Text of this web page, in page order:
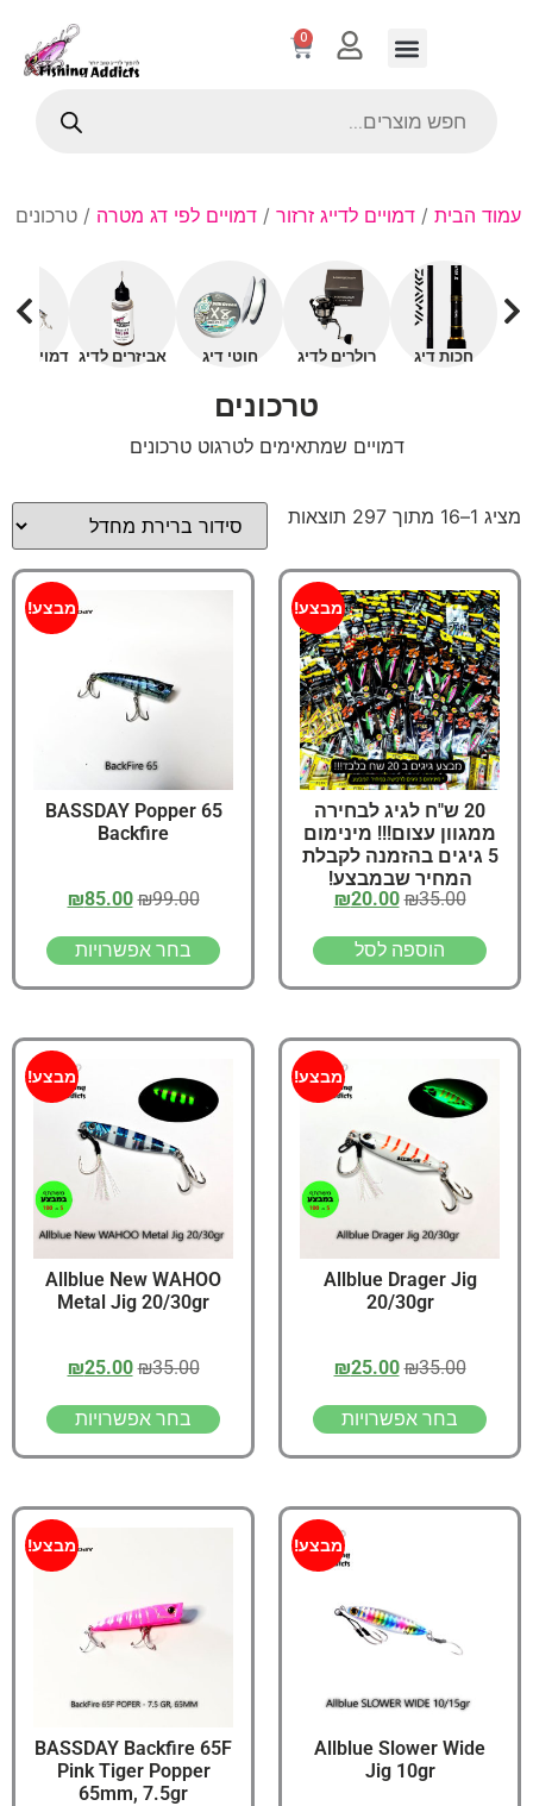
0
עמוד הבית / דמויים לדייג זרזור / דמויים לפי דג מטרה / טרכונים
חכות דיג רולרים לדיג חוטי דיג אביזרים לדיג דמויים
טרכונים
דמויים שמתאימים לטרגוט טרכונים
מציג 1–16 מתוך 297 תוצאות
מבצע!
20 ש"ח לגיג לבחירה
ממגוון עצום!!! מינימום
5 גיגים בהזמנה לקבלת
המחיר שבמבצע!
₪35.00
₪20.00
הוספה לסל
מבצע!
65 BASSDAY Popper
Backfire
₪99.00
₪85.00
בחר אפשרויות
מבצע!
Allblue Drager Jig
20/30gr
₪35.00
₪25.00
בחר אפשרויות
מבצע!
Allblue New WAHOO
Metal Jig 20/30gr
₪35.00
₪25.00
בחר אפשרויות
מבצע!
Allblue Slower Wide
Jig 10gr
מבצע!
BASSDAY Backfire 65F
Pink Tiger Popper
65mm, 7.5gr